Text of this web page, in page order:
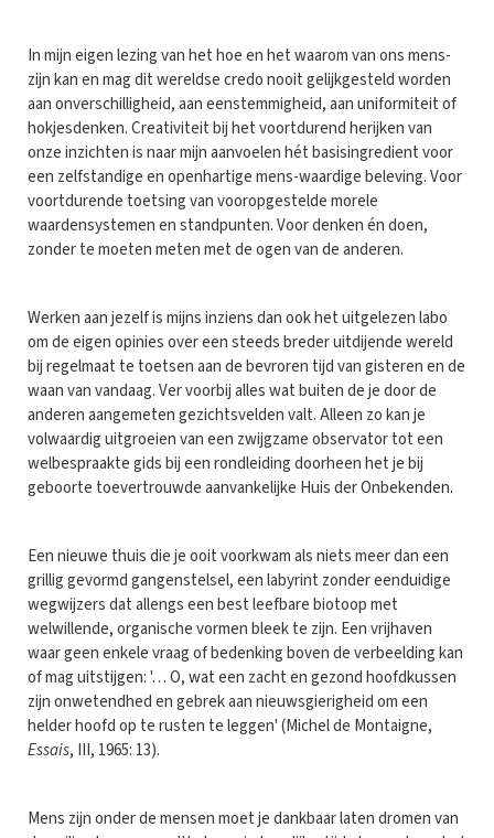
In mijn eigen lezing van het hoe en het waarom van ons mens-
zijn kan en mag dit wereldse credo nooit gelijkgesteld worden
aan onverschilligheid, aan eenstemmigheid, aan uniformiteit of
hokjesdenken. Creativiteit bij het voortdurend herijken van
onze inzichten is naar mijn aanvoelen hét basisingredient voor
een zelfstandige en openhartige mens-waardige beleving. Voor
voortdurende toetsing van vooropgestelde morele
waardensystemen en standpunten. Voor denken én doen,
zonder te moeten meten met de ogen van de anderen.
Werken aan jezelf is mijns inziens dan ook het uitgelezen labo
om de eigen opinies over een steeds breder uitdijende wereld
bij regelmaat te toetsen aan de bevroren tijd van gisteren en de
waan van vandaag. Ver voorbij alles wat buiten de je door de
anderen aangemeten gezichtsvelden valt. Alleen zo kan je
volwaardig uitgroeien van een zwijgzame observator tot een
welbespraakte gids bij een rondleiding doorheen het je bij
geboorte toevertrouwde aanvankelijke Huis der Onbekenden.
Een nieuwe thuis die je ooit voorkwam als niets meer dan een
grillig gevormd gangenstelsel, een labyrint zonder eenduidige
wegwijzers dat allengs een best leefbare biotoop met
welwillende, organische vormen bleek te zijn. Een vrijhaven
waar geen enkele vraag of bedenking boven de verbeelding kan
of mag uitstijgen: '… O, wat een zacht en gezond hoofdkussen
zijn onwetendhed en gebrek aan nieuwsgierigheid om een
helder hoofd op te rusten te leggen' (Michel de Montaigne,
Essais, III, 1965: 13).
Mens zijn onder de mensen moet je dankbaar laten dromen van